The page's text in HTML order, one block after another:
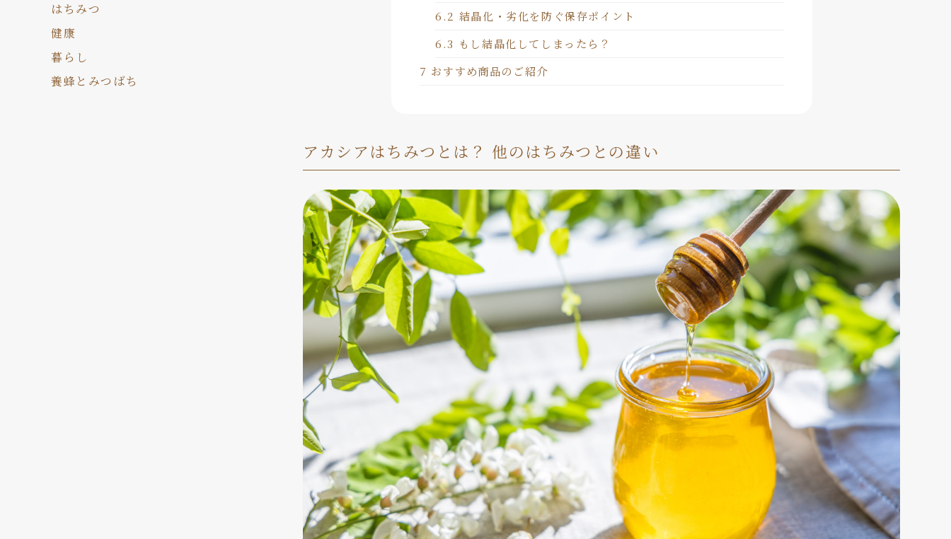
はちみつ
健康
暮らし
養蜂とみつばち
6.2 結晶化・劣化を防ぐ保存ポイント
6.3 もし結晶化してしまったら？
7 おすすめ商品のご紹介
アカシアはちみつとは？ 他のはちみつとの違い